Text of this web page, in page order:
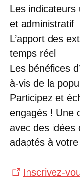
Les indicateurs
et administratif
L’apport des
temps réel
Les bénéfices
à-vis de la
Participez et
engagés ! Une
avec des idées
adaptés à
Inscrivez-